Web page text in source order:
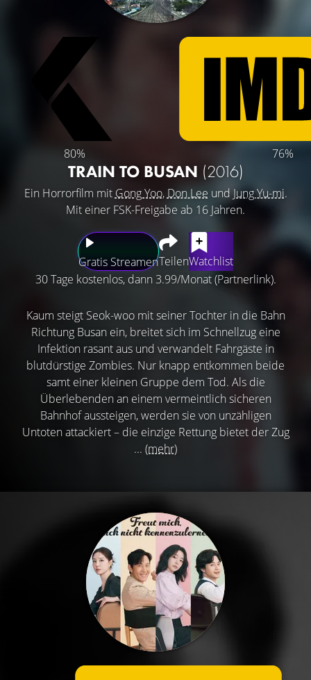
80% 76%
TRAIN TO BUSAN (2016)
Ein Horrorfilm mit Gong Yoo, Don Lee undJung Yu-mi.
Mit einer FSK-Freigabe ab 16 Jahren.
Gratis StreamenTeilenWatchlist
30 Tage kostenlos, dann 3.99/Monat (Partnerlink).
Kaum steigt Seok-woo mit seiner Tochter in die Bahn
Richtung Busan ein, breitet sich im Schnellzug eine
Infektion rasant aus und verwandelt Fahrgäste in
blutdürstige Zombies. Nur knapp entkommen beide
samt einer kleinen Gruppe dem Tod. Als die
Überlebenden an einem vermeintlich sicheren
Bahnhof aussteigen, werden sie von unzähligen
Untoten attackiert – die einzige Rettung bietet der Zug
... (mehr)